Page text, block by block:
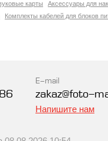
карты
Аксессуары для
Комплекты кабелей для блоков
E-mail
zakaz@foto-
Напишите нам